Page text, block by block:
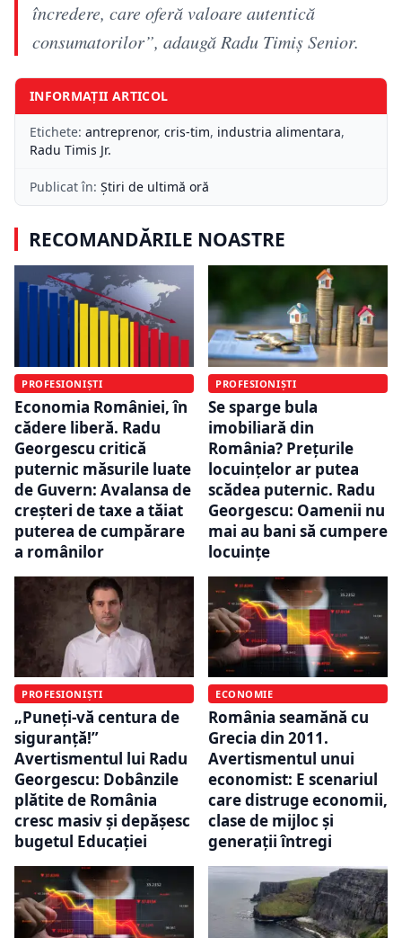
încredere, care oferă valoare autentică
consumatorilor”, adaugă Radu Timiș Senior.
INFORMAȚII ARTICOL
Etichete: antreprenor, cris-tim, industria alimentara,
Radu Timis Jr.
Publicat în: Știri de ultimă oră
RECOMANDĂRILE NOASTRE
PROFESIONIȘTI
Economia României, în
cădere liberă. Radu
Georgescu critică
puternic măsurile luate
de Guvern: Avalansa de
creșteri de taxe a tăiat
puterea de cumpărare
a românilor
PROFESIONIȘTI
Se sparge bula
imobiliară din
România? Prețurile
locuințelor ar putea
scădea puternic. Radu
Georgescu: Oamenii nu
mai au bani să cumpere
locuințe
PROFESIONIȘTI
„Puneți-vă centura de
siguranță!”
Avertismentul lui Radu
Georgescu: Dobânzile
plătite de România
cresc masiv și depășesc
bugetul Educației
ECONOMIE
România seamănă cu
Grecia din 2011.
Avertismentul unui
economist: E scenariul
care distruge economii,
clase de mijloc și
generații întregi